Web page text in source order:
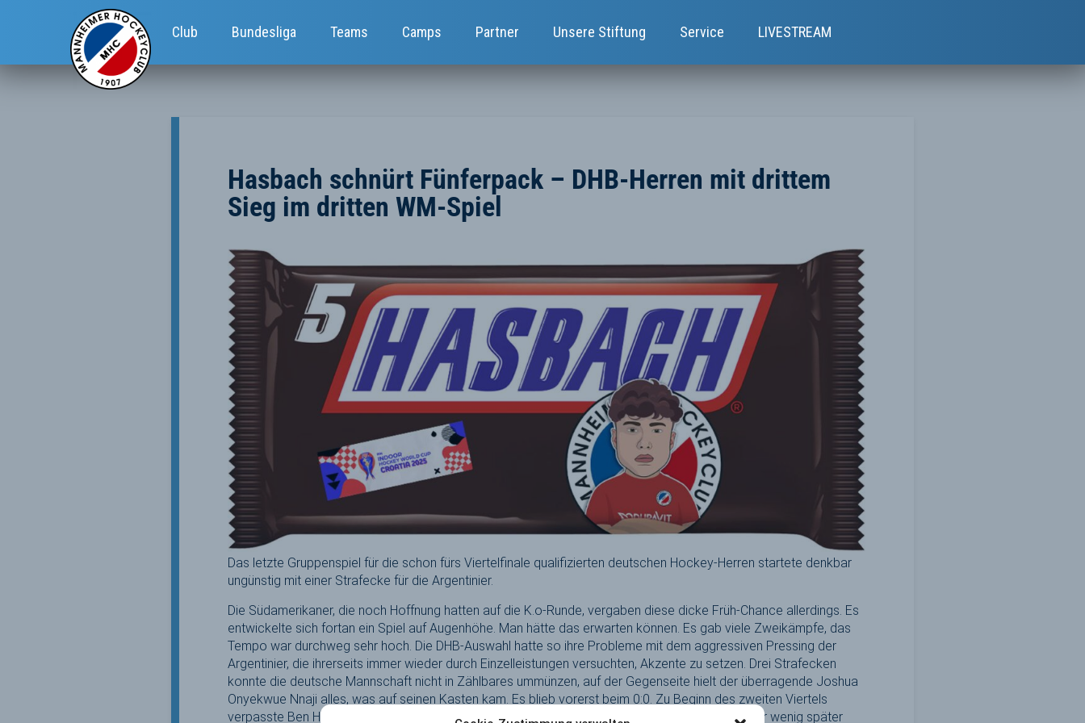
Club Bundesliga Teams Camps Partner Unsere Stiftung Service LIVESTREAM
Hasbach schnürt Fünferpack – DHB-Herren mit drittem
Sieg im dritten WM-Spiel
Das letzte Gruppenspiel für die schon fürs Viertelfinale qualifizierten deutschen Hockey-Herren startete denkbar
ungünstig mit einer Strafecke für die Argentinier.
Die Südamerikaner, die noch Hoffnung hatten auf die K.o-Runde, vergaben diese dicke Früh-Chance allerdings. Es
entwickelte sich fortan ein Spiel auf Augenhöhe. Man hätte das erwarten können. Es gab viele Zweikämpfe, das
Tempo war durchweg sehr hoch. Die DHB-Auswahl hatte so ihre Probleme mit dem aggressiven Pressing der
Argentinier, die ihrerseits immer wieder durch Einzelleistungen versuchten, Akzente zu setzen. Drei Strafecken
konnte die deutsche Mannschaft nicht in Zählbares ummünzen, auf der Gegenseite hielt der überragende Joshua
Onyekwue Nnaji alles, was auf seinen Kasten kam. Es blieb vorerst beim 0:0. Zu Beginn des zweiten Viertels
verpasste Ben Hasbach freistehend hauchdünn die lang ersehnte Führung. Die erzielte dann aber wenig später